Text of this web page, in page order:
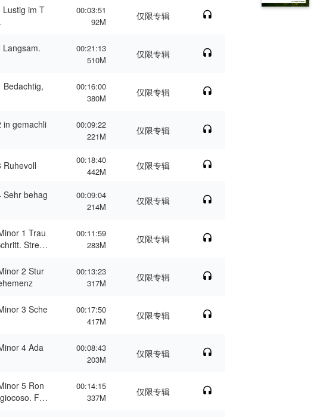
im T
00:03:51
92M
仅限专辑
Langsam.
00:21:13
510M
仅限专辑
Bedachtig,
00:16:00
380M
仅限专辑
in gemachli
00:09:22
221M
仅限专辑
Ruhevoll
00:18:40
442M
仅限专辑
Sehr behag
00:09:04
214M
仅限专辑
1 Trau
Stren
00:11:59
283M
仅限专辑
2 Stur
00:13:23
317M
仅限专辑
3 Sche
00:17:50
417M
仅限专辑
4 Ada
00:08:43
203M
仅限专辑
5 Ron
Fri
00:14:15
337M
仅限专辑